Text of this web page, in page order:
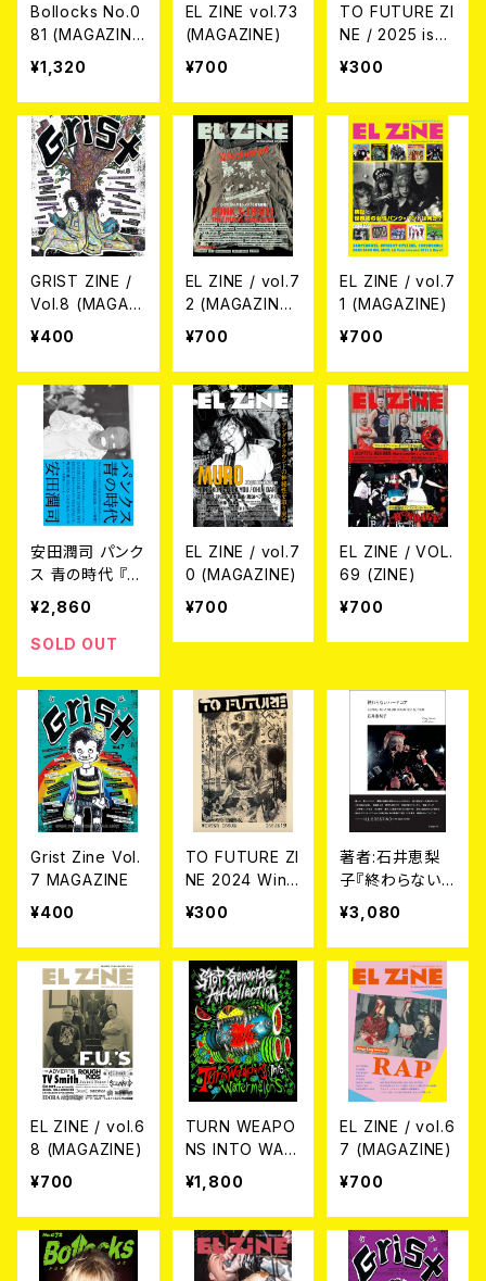
Bollocks No.0
81 (MAGAZIN
E)
¥1,320
EL ZINE vol.73
(MAGAZINE)
¥700
TO FUTURE ZI
NE / 2025 issu
e 20 (zine)
¥300
GRIST ZINE /
Vol.8 (MAGAZI
NE)
¥400
EL ZINE / vol.7
2 (MAGAZINE)
¥700
EL ZINE / vol.7
1 (MAGAZINE)
¥700
安田潤司 パンク
ス 青の時代 『ち
ょっとの雨ならが
まん』‐1980年
代パンクシーン
書籍
¥2,860
SOLD OUT
EL ZINE / vol.7
0 (MAGAZINE)
¥700
EL ZINE / VOL.
69 (ZINE)
¥700
Grist Zine Vol.
7 MAGAZINE
¥400
TO FUTURE ZI
NE 2024 Wint
er issue (issu
¥300
著者:石井恵梨
子『終わらない
ハードコア - SL
ANG KOとKLU
B COUNTER A
CTION』 (BOO
K)
¥3,080
EL ZINE / vol.6
8 (MAGAZINE)
¥700
TURN WEAPO
NS INTO WAT
ERMELONS-S
TOP GENOCID
E ART COLLEC
TION- BOOK
¥1,800
EL ZINE / vol.6
7 (MAGAZINE)
¥700